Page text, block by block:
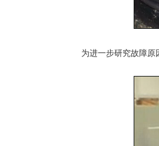
为进一步研究故障原